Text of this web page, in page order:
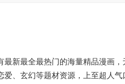
新最全最热门的海量精品漫画
、玄幻等题材资源，上至超人